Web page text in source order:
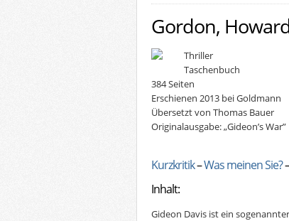
Gordon,
Thriller
Taschenbuch
384 Seiten
Erschienen 2013 bei Goldmann
Übersetzt von Thomas Bauer
Originalausgabe: „Gideon’s War”
Kurzkritik–Was meinen Sie?
Inhalt:
Gideon Davis ist ein